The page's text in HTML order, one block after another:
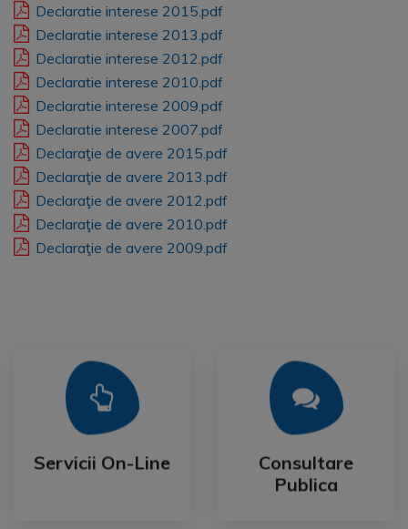
Declaratie interese 2015.pdf
Declaratie interese 2013.pdf
Declaratie interese 2012.pdf
Declaratie interese 2010.pdf
Declaratie interese 2009.pdf
Declaratie interese 2007.pdf
Declaraţie de avere 2015.pdf
Declaraţie de avere 2013.pdf
Declaraţie de avere 2012.pdf
Declaraţie de avere 2010.pdf
Declaraţie de avere 2009.pdf
Servicii On-Line
Servicii On-Line
Mai Mult
Consultare
Publica
Consultare
Publica
Mai Mult